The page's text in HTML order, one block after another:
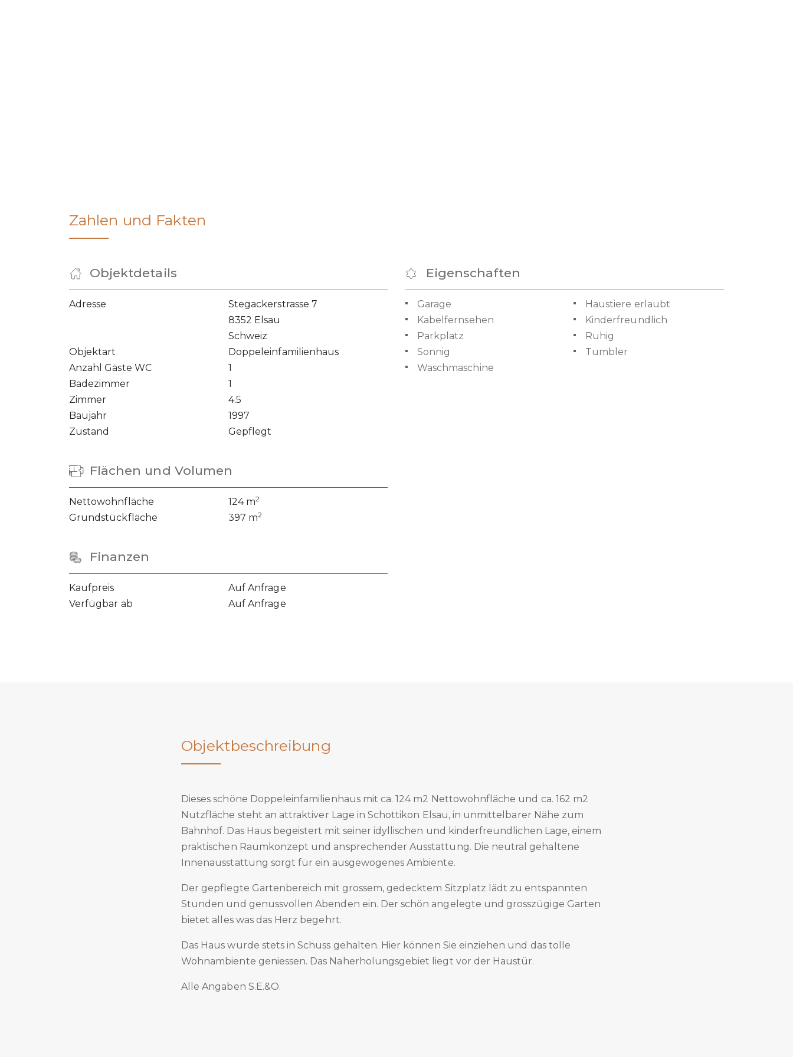
Zahlen und Fakten
Objektdetails
Adresse
Stegackerstrasse 7
8352 Elsau
Schweiz
Objektart
Doppeleinfamilienhaus
Anzahl Gäste WC
1
Badezimmer
1
Zimmer
4.5
Baujahr
1997
Zustand
Gepflegt
Flächen und Volumen
Nettowohnfläche 124 m2
Grundstückfläche 397 m2
Finanzen
Kaufpreis
Auf Anfrage
Verfügbar ab
Auf Anfrage
Eigenschaften
Garage
Haustiere erlaubt
Kabelfernsehen
Kinderfreundlich
Parkplatz
Ruhig
Sonnig
Tumbler
Waschmaschine
Objektbeschreibung
Dieses schöne Doppeleinfamilienhaus mit ca. 124 m2 Nettowohnfläche und ca. 162 m2
Nutzfläche steht an attraktiver Lage in Schottikon Elsau, in unmittelbarer Nähe zum
Bahnhof. Das Haus begeistert mit seiner idyllischen und kinderfreundlichen Lage, einem
praktischen Raumkonzept und ansprechender Ausstattung. Die neutral gehaltene
Innenausstattung sorgt für ein ausgewogenes Ambiente.
Der gepflegte Gartenbereich mit grossem, gedecktem Sitzplatz lädt zu entspannten
Stunden und genussvollen Abenden ein. Der schön angelegte und grosszügige Garten
bietet alles was das Herz begehrt.
Das Haus wurde stets in Schuss gehalten. Hier können Sie einziehen und das tolle
Wohnambiente geniessen. Das Naherholungsgebiet liegt vor der Haustür.
Alle Angaben S.E.&O.